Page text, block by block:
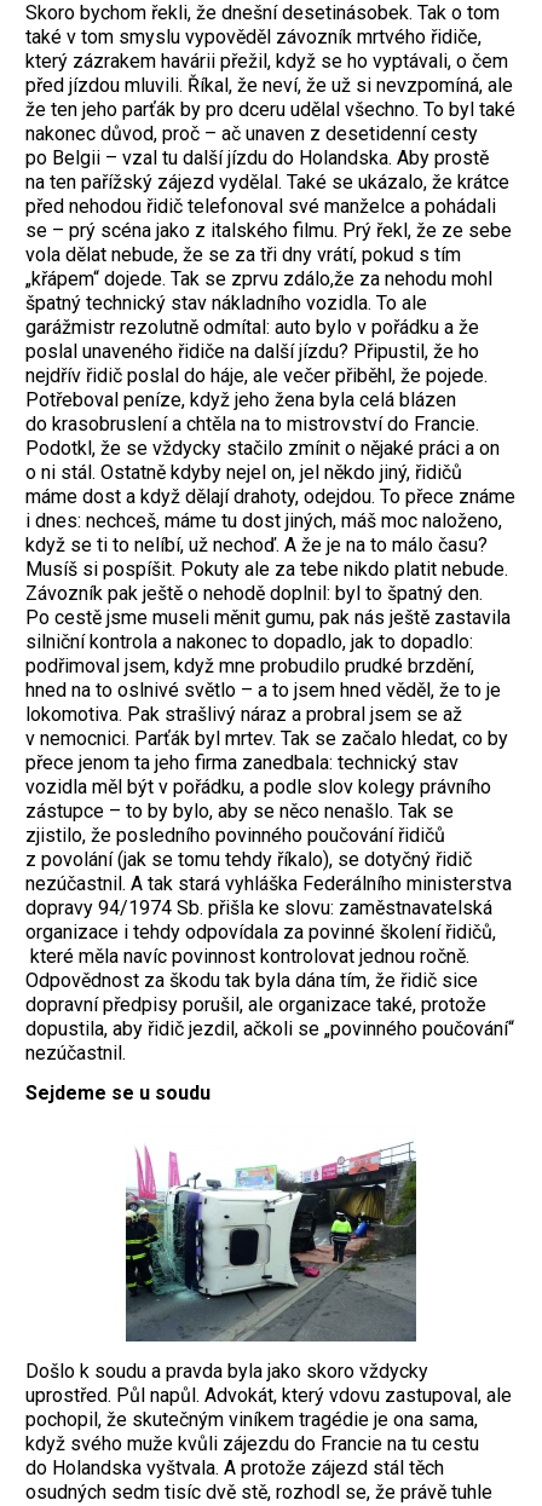
Skoro bychom řekli, že dnešní desetinásobek. Tak o tom
také v tom smyslu vypověděl závozník mrtvého řidiče,
který zázrakem havárii přežil, když se ho vyptávali, o čem
před jízdou mluvili. Říkal, že neví, že už si nevzpomíná, ale
že ten jeho parťák by pro dceru udělal všechno. To byl také
nakonec důvod, proč – ač unaven z desetidenní cesty
po Belgii – vzal tu další jízdu do Holandska. Aby prostě
na ten pařížský zájezd vydělal. Také se ukázalo, že krátce
před nehodou řidič telefonoval své manželce a pohádali
se – prý scéna jako z italského filmu. Prý řekl, že ze sebe
vola dělat nebude, že se za tři dny vrátí, pokud s tím
„křápem“ dojede. Tak se zprvu zdálo,že za nehodu mohl
špatný technický stav nákladního vozidla. To ale
garážmistr rezolutně odmítal: auto bylo v pořádku a že
poslal unaveného řidiče na další jízdu? Připustil, že ho
nejdřív řidič poslal do háje, ale večer přiběhl, že pojede.
Potřeboval peníze, když jeho žena byla celá blázen
do krasobruslení a chtěla na to mistrovství do Francie.
Podotkl, že se vždycky stačilo zmínit o nějaké práci a on
o ni stál. Ostatně kdyby nejel on, jel někdo jiný, řidičů
máme dost a když dělají drahoty, odejdou. To přece známe
i dnes: nechceš, máme tu dost jiných, máš moc naloženo,
když se ti to nelíbí, už nechoď. A že je na to málo času?
Musíš si pospíšit. Pokuty ale za tebe nikdo platit nebude.
Závozník pak ještě o nehodě doplnil: byl to špatný den.
Po cestě jsme museli měnit gumu, pak nás ještě zastavila
silniční kontrola a nakonec to dopadlo, jak to dopadlo:
podřimoval jsem, když mne probudilo prudké brzdění,
hned na to oslnivé světlo – a to jsem hned věděl, že to je
lokomotiva. Pak strašlivý náraz a probral jsem se až
v nemocnici. Parťák byl mrtev. Tak se začalo hledat, co by
přece jenom ta jeho firma zanedbala: technický stav
vozidla měl být v pořádku, a podle slov kolegy právního
zástupce – to by bylo, aby se něco nenašlo. Tak se
zjistilo, že posledního povinného poučování řidičů
z povolání (jak se tomu tehdy říkalo), se dotyčný řidič
nezúčastnil. A tak stará vyhláška Federálního ministerstva
dopravy 94/1974 Sb. přišla ke slovu: zaměstnavatelská
organizace i tehdy odpovídala za povinné školení řidičů,
které měla navíc povinnost kontrolovat jednou ročně.
Odpovědnost za škodu tak byla dána tím, že řidič sice
dopravní předpisy porušil, ale organizace také, protože
dopustila, aby řidič jezdil, ačkoli se „povinného poučování“
nezúčastnil.
Sejdeme se u soudu
Došlo k soudu a pravda byla jako skoro vždycky
uprostřed. Půl napůl. Advokát, který vdovu zastupoval, ale
pochopil, že skutečným viníkem tragédie je ona sama,
když svého muže kvůli zájezdu do Francie na tu cestu
do Holandska vyštvala. A protože zájezd stál těch
osudných sedm tisíc dvě stě, rozhodl se, že právě tuhle